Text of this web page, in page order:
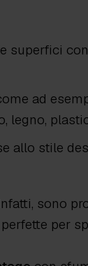
superfici
ad
legno,
allo stile
sono
perfette per